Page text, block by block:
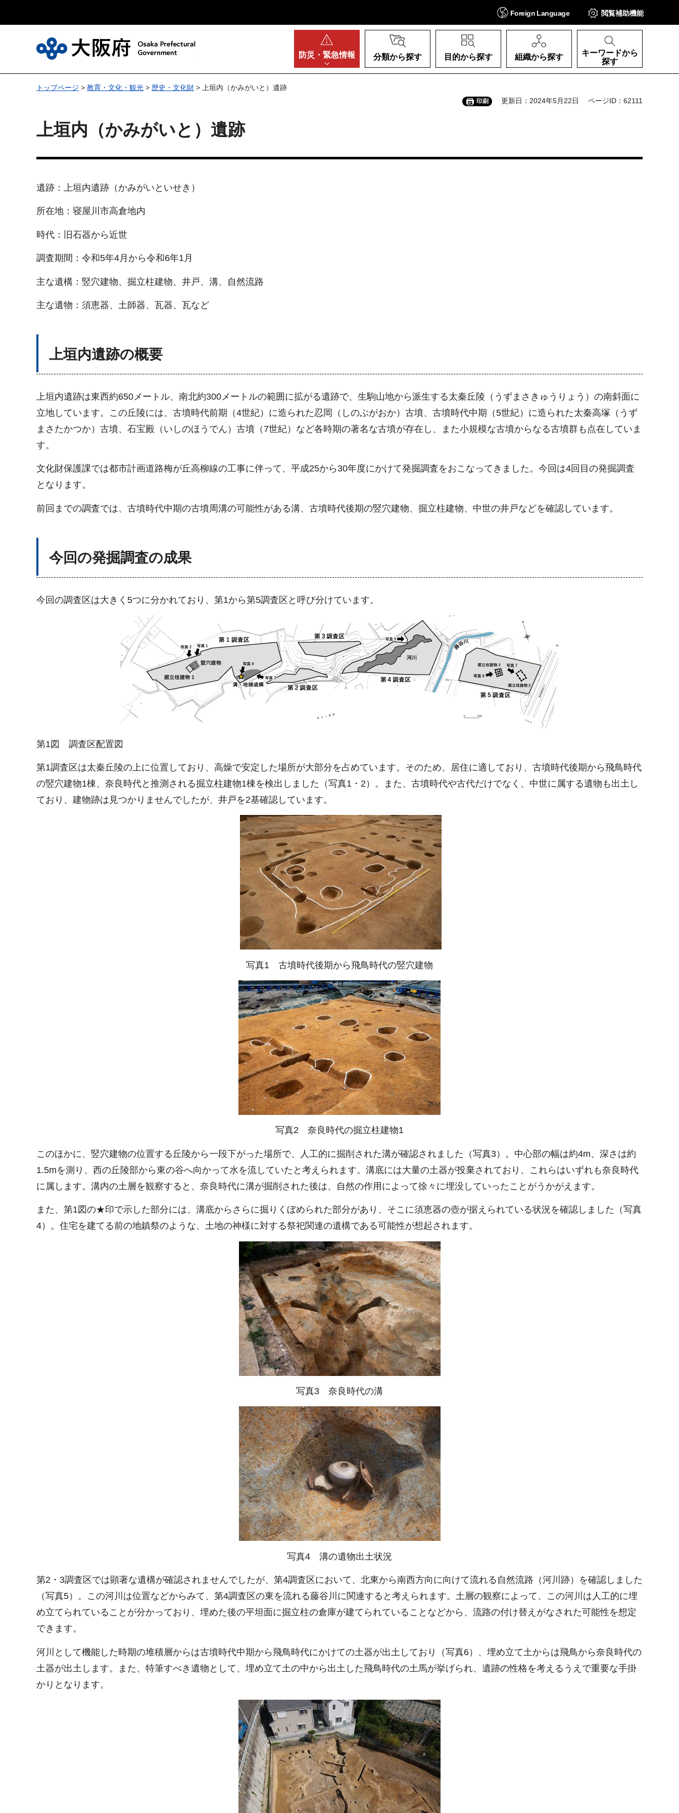
Foreign Language 閲覧補助機能
防災・ 緊急情報 分類から探す 目的から探す 組織から探す
キーワードから
探す
トップページ > 教育・文化・観光 > 歴史・文化財 > 上垣内（かみがいと）遺跡
印刷 更新日：2024年5月22日 ページID：62111
上垣内（かみがいと）遺跡
遺跡：上垣内遺跡（かみがいといせき）
所在地：寝屋川市高倉地内
時代：旧石器から近世
調査期間：令和5年4月から令和6年1月
主な遺構：竪穴建物、掘立柱建物、井戸、溝、自然流路
主な遺物：須恵器、土師器、瓦器、瓦など
上垣内遺跡の概要
上垣内遺跡は東西約650メートル、南北約300メートルの範囲に拡がる遺跡で、生駒山地から派生する太秦丘陵（うずまさきゅうりょう）の南斜面に
立地しています。この丘陵には、古墳時代前期（4世紀）に造られた忍岡（しのぶがおか）古墳、古墳時代中期（5世紀）に造られた太秦高塚（うず
まさたかつか）古墳、石宝殿（いしのほうでん）古墳（7世紀）など各時期の著名な古墳が存在し、また小規模な古墳からなる古墳群も点在していま
す。
文化財保護課では都市計画道路梅が丘高柳線の工事に伴って、平成25から30年度にかけて発掘調査をおこなってきました。今回は4回目の発掘調査
となります。
前回までの調査では、古墳時代中期の古墳周溝の可能性がある溝、古墳時代後期の竪穴建物、掘立柱建物、中世の井戸などを確認しています。
今回の発掘調査の成果
今回の調査区は大きく5つに分かれており、第1から第5調査区と呼び分けています。
第1図 調査区配置図
第1調査区は太秦丘陵の上に位置しており、高燥で安定した場所が大部分を占めています。そのため、居住に適しており、古墳時代後期から飛鳥時代
の竪穴建物1棟、奈良時代と推測される掘立柱建物1棟を検出しました（写真1・2）。また、古墳時代や古代だけでなく、中世に属する遺物も出土し
ており、建物跡は見つかりませんでしたが、井戸を2基確認しています。
写真1 古墳時代後期から飛鳥時代の竪穴建物
写真2 奈良時代の掘立柱建物1
このほかに、竪穴建物の位置する丘陵から一段下がった場所で、人工的に掘削された溝が確認されました（写真3）。中心部の幅は約4m、深さは約
1.5mを測り、西の丘陵部から東の谷へ向かって水を流していたと考えられます。溝底には大量の土器が投棄されており、これらはいずれも奈良時代
に属します。溝内の土層を観察すると、奈良時代に溝が掘削された後は、自然の作用によって徐々に埋没していったことがうかがえます。
また、第1図の★印で示した部分には、溝底からさらに掘りくぼめられた部分があり、そこに須恵器の壺が据えられている状況を確認しました（写真
4）。住宅を建てる前の地鎮祭のような、土地の神様に対する祭祀関連の遺構である可能性が想起されます。
写真3 奈良時代の溝
写真4 溝の遺物出土状況
第2・3調査区では顕著な遺構が確認されませんでしたが、第4調査区において、北東から南西方向に向けて流れる自然流路（河川跡）を確認しました
（写真5）。この河川は位置などからみて、第4調査区の東を流れる藤谷川に関連すると考えられます。土層の観察によって、この河川は人工的に埋
め立てられていることが分かっており、埋めた後の平坦面に掘立柱の倉庫が建てられていることなどから、流路の付け替えがなされた可能性を想定
できます。
河川として機能した時期の堆積層からは古墳時代中期から飛鳥時代にかけての土器が出土しており（写真6）、埋め立て土からは飛鳥から奈良時代の
土器が出土します。また、特筆すべき遺物として、埋め立て土の中から出土した飛鳥時代の土馬が挙げられ、遺跡の性格を考えるうえで重要な手掛
かりとなります。